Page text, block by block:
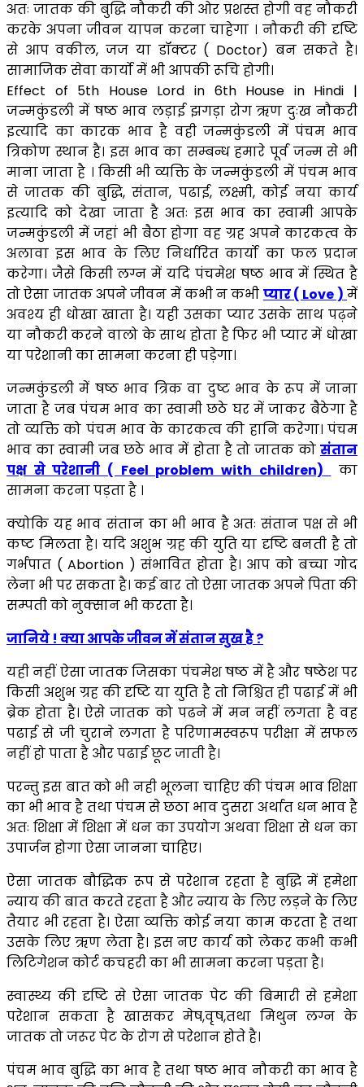
Effect of 5th House Lord in 6th House in Hindi |
जन्मकुंडली में षष्ठ भाव लड़ाई झगड़ा रोग ऋण दुःख नौकरी
इत्यादि का कारक भाव है वही जन्मकुंडली में पंचम भाव
त्रिकोण स्थान है। इस भाव का सम्बन्ध हमारे पूर्व जन्म से भी
माना जाता है । किसी भी व्यक्ति के जन्मकुंडली में पंचम भाव
से जातक की बुद्धि, संतान, पढाई, लक्ष्मी, कोई नया कार्य
इत्यादि को देखा जाता है अतः इस भाव का स्वामी आपके
जन्मकुंडली में जहां भी बैठा होगा वह ग्रह अपने कारकत्व के
अलावा इस भाव के लिए निर्धारित कार्यो का फल प्रदान
करेगा। जैसे किसी लग्न में यदि पंचमेश षष्ठ भाव में स्थित है
तो ऐसा जातक अपने जीवन में कभी न कभी प्यार ( Love ) में
अवश्य ही धोखा खाता है। यही उसका प्यार उसके साथ पढ़ने
या नौकरी करने वालो के साथ होता है फिर भी प्यार में धोखा
या परेशानी का सामना करना ही पड़ेगा।
जन्मकुंडली में षष्ठ भाव त्रिक वा दुष्ट भाव के रूप में जाना
जाता है जब पंचम भाव का स्वामी छठे घर में जाकर बैठेगा है
तो व्यक्ति को पंचम भाव के कारकत्व की हानि करेगा। पंचम
भाव का स्वामी जब छठे भाव में होता है तो जातक को संतान
पक्ष से परेशानी ( Feel problem with children)
का
सामना करना पड़ता है ।
क्योकि यह भाव संतान का भी भाव है अतः संतान पक्ष से भी
कष्ट मिलता है। यदि अशुभ ग्रह की युति या दृष्टि बनती है तो
गर्भपात ( Abortion ) संभावित होता है। आप को बच्चा गोद
लेना भी पर सकता है। कई बार तो ऐसा जातक अपने पिता की
सम्पती को नुक्सान भी करता है।
जानिये ! क्या आपके जीवन में संतान सुख है ?
यही नहीं ऐसा जातक जिसका पंचमेश षष्ठ में है और षष्ठेश पर
किसी अशुभ ग्रह की दृष्टि या युति है तो निश्चित ही पढाई में भी
ब्रेक होता है। ऐसे जातक को पढने में मन नहीं लगता है वह
पढाई से जी चुराने लगता है परिणामस्वरूप परीक्षा में सफल
नहीं हो पाता है और पढाई छूट जाती है।
परन्तु इस बात को भी नही भूलना चाहिए की पंचम भाव शिक्षा
का भी भाव है तथा पंचम से छठा भाव दुसरा अर्थात धन भाव है
अतः शिक्षा में शिक्षा में धन का उपयोग अथवा शिक्षा से धन का
उपार्जन होगा ऐसा जानना चाहिए।
ऐसा जातक बौद्धिक रूप से परेशान रहता है बुद्धि में हमेशा
न्याय की बात करते रहता है और न्याय के लिए लड़ने के लिए
तैयार भी रहता है। ऐसा व्यक्ति कोई नया काम करता है तथा
उसके लिए ऋण लेता है। इस नए कार्य को लेकर कभी कभी
लिटिगेशन कोर्ट कचहरी का भी सामना करना पड़ता है।
स्वास्थ्य की दृष्टि से ऐसा जातक पेट की बिमारी से हमेशा
परेशान सकता है खासकर मेष,वृष,तथा मिथुन लग्न के
जातक तो जरूर पेट के रोग से परेशान होते है।
पंचम भाव बुद्धि का भाव है तथा षष्ठ भाव नौकरी का भाव है